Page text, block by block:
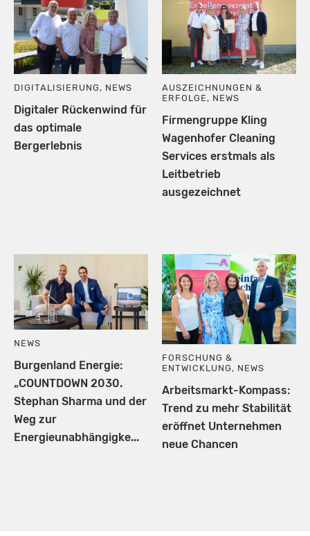
DIGITALISIERUNG , NEWS
Digitaler Rückenwind für
das optimale
Bergerlebnis
AUSZEICHNUNGEN &
ERFOLGE, NEWS
Firmengruppe Kling
Wagenhofer Cleaning
Services erstmals als
Leitbetrieb
ausgezeichnet
NEWS
Burgenland Energie:
„COUNTDOWN 2030.
Stephan Sharma und der
Weg zur
Energieunabhängigke...
FORSCHUNG &
ENTWICKLUNG , NEWS
Arbeitsmarkt-Kompass:
Trend zu mehr Stabilität
eröffnet Unternehmen
neue Chancen